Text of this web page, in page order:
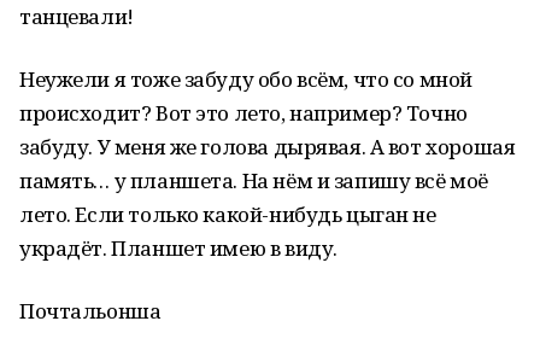
танцевали!
Неужели я тоже забуду обо всём, что со мной
происходит? Вот это лето, например? Точно
забуду. У меня же голова дырявая. А вот хорошая
память… у планшета. На нём и запишу всё моё
лето. Если только какой-нибудь цыган не
украдёт. Планшет имею в виду.
Почтальонша